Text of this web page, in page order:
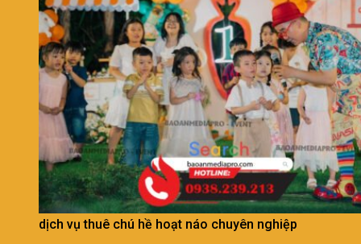
dịch vụ thuê chú hề hoạt náo chuyên nghiệp